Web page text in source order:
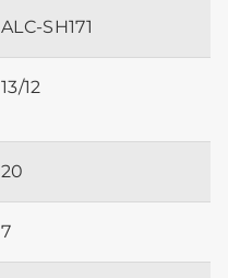
ALC-SH171
13/12
20
7